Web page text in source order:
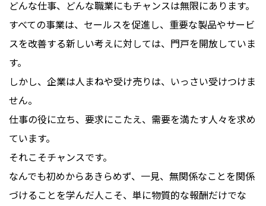
どんな仕事、どんな職業にもチャンスは無限にあります。
すべての事業は、セールスを促進し、重要な製品やサービ
スを改善する新しい考えに対しては、門戸を開放していま
す。
しかし、企業は人まねや受け売りは、いっさい受けつけま
せん。
仕事の役に立ち、要求にこたえ、需要を満たす人々を求め
ています。
それこそチャンスです。
なんでも初めからあきらめず、一見、無関係なことを関係
づけることを学んだ人こそ、単に物質的な報酬だけでな